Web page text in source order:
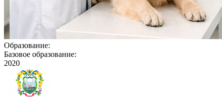
Образование:
Базовое образование:
2020